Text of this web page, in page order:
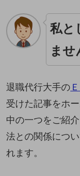
私と
ませ
退職代行大手の
受けた記事をホ
中の一つをご紹
法との関係につ
れます。